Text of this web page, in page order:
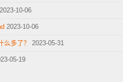
2023-10-06
2023-10-06
多了？ 2023-05-31
05-19